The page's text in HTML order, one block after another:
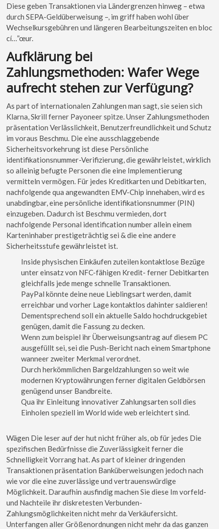
Diese geben Transaktionen via Ländergrenzen hinweg – etwa
durch SEPA-Geldüberweisung –, im griff haben wohl über
Wechselkursgebühren und längeren Bearbeitungszeiten en bloc
cí…”œur.
Aufklärung bei
Zahlungsmethoden: Wafer Wege
aufrecht stehen zur Verfügung?
As part of internationalen Zahlungen man sagt, sie seien sich
Klarna, Skrill ferner Payoneer spitze. Unser Zahlungsmethoden
präsentation Verlässlichkeit, Benutzerfreundlichkeit und Schutz
im voraus Beschmu. Die eine ausschlaggebende
Sicherheitsvorkehrung ist diese Persönliche
identifikationsnummer-Verifizierung, die gewährleistet, wirklich
so alleinig befugte Personen die eine Implementierung
vermitteln vermögen. Für jedes Kreditkarten und Debitkarten,
nachfolgende qua angewandten EMV-Chip innehaben, wird es
unabdingbar, eine persönliche identifikationsnummer (PIN)
einzugeben. Dadurch ist Beschmu vermieden, dort
nachfolgende Personal identification number allein einem
Karteninhaber prestigeträchtig sei & die eine andere
Sicherheitsstufe gewährleistet ist.
Inside physischen Einkäufen zuteilen kontaktlose Bezüge
unter einsatz von NFC-fähigen Kredit- ferner Debitkarten
gleichfalls jede menge schnelle Transaktionen.
PayPal könnte deine neue Lieblingsart werden, damit
erreichbar und vorher Lage kontaktlos dahinter saldieren!
Dementsprechend soll ein aktuelle Saldo hochdruckgebiet
genügen, damit die Fassung zu decken.
Wenn zum beispiel ihr Überweisungsantrag auf diesem PC
ausgefüllt sei, sei die Push-Bericht nach einem Smartphone
wanneer zweiter Merkmal verordnet.
Durch herkömmlichen Bargeldzahlungen so weit wie
modernen Kryptowährungen ferner digitalen Geldbörsen
genügend unser Bandbreite.
Qua ihr Einleitung innovativer Zahlungsarten soll dies
Einholen speziell im World wide web erleichtert sind.
Wägen Die leser auf der hut nicht früher als, ob für jedes Die
spezifischen Bedürfnisse die Zuverlässigkeit ferner die
Schnelligkeit Vorrang hat. As part of kleiner dringenden
Transaktionen präsentation Banküberweisungen jedoch nach
wie vor die eine zuverlässige und vertrauenswürdige
Möglichkeit. Daraufhin ausfindig machen Sie diese Im vorfeld-
und Nachteile ihr diskretesten Verbunden-
Zahlungsmöglichkeiten nicht mehr da Verkäufersicht.
Unterfangen aller Größenordnungen nicht mehr da das ganzen